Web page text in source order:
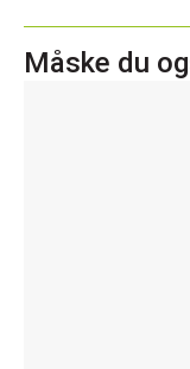
Måske du